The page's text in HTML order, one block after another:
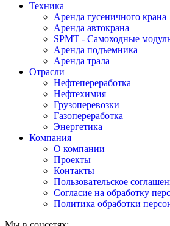
Техника
Аренда гусеничного крана
Аренда автокрана
SPMT - Самоходные
Аренда подъемника
Аренда трала
Отрасли
Нефтепереработка
Нефтехимия
Грузоперевозки
Газопереработка
Энергетика
Компания
О компании
Проекты
Контакты
Пользовательское
Согласие на обработку
Политика обработки